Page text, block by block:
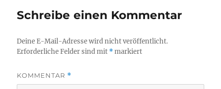
Schreibe einen Kommentar
Deine E-Mail-Adresse wird nicht veröffentlicht.
Erforderliche Felder sind mit *markiert
KOMMENTAR *